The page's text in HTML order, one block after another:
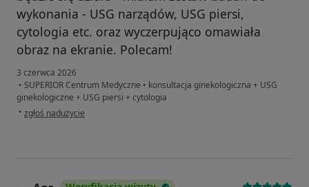
wykonania - USG narządów, USG piersi,
cytologia etc. oraz wyczerpująco omawiała
obraz na ekranie. Polecam!
3 czerwca 2026
• SUPERIOR Centrum Medyczne • konsultacja ginekologiczna + USG
ginekologiczne + USG piersi + cytologia
• w opinii użytkownika Sylwia
zgłoś nadużycie